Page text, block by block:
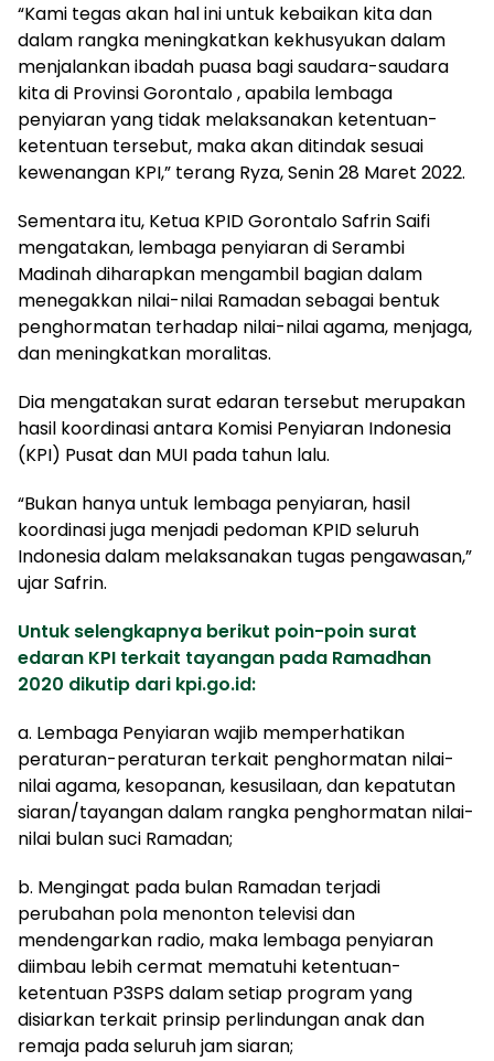
“Kami tegas akan hal ini untuk kebaikan kita dan
dalam rangka meningkatkan kekhusyukan dalam
menjalankan ibadah puasa bagi saudara-saudara
kita di Provinsi Gorontalo , apabila lembaga
penyiaran yang tidak melaksanakan ketentuan-
ketentuan tersebut, maka akan ditindak sesuai
kewenangan KPI,” terang Ryza, Senin 28 Maret 2022.
Sementara itu, Ketua KPID Gorontalo Safrin Saifi
mengatakan, lembaga penyiaran di Serambi
Madinah diharapkan mengambil bagian dalam
menegakkan nilai-nilai Ramadan sebagai bentuk
penghormatan terhadap nilai-nilai agama, menjaga,
dan meningkatkan moralitas.
Dia mengatakan surat edaran tersebut merupakan
hasil koordinasi antara Komisi Penyiaran Indonesia
(KPI) Pusat dan MUI pada tahun lalu.
“Bukan hanya untuk lembaga penyiaran, hasil
koordinasi juga menjadi pedoman KPID seluruh
Indonesia dalam melaksanakan tugas pengawasan,”
ujar Safrin.
Untuk selengkapnya berikut poin-poin surat
edaran KPI terkait tayangan pada Ramadhan
2020 dikutip dari kpi.go.id:
a. Lembaga Penyiaran wajib memperhatikan
peraturan-peraturan terkait penghormatan nilai-
nilai agama, kesopanan, kesusilaan, dan kepatutan
siaran/tayangan dalam rangka penghormatan nilai-
nilai bulan suci Ramadan;
b. Mengingat pada bulan Ramadan terjadi
perubahan pola menonton televisi dan
mendengarkan radio, maka lembaga penyiaran
diimbau lebih cermat mematuhi ketentuan-
ketentuan P3SPS dalam setiap program yang
disiarkan terkait prinsip perlindungan anak dan
remaja pada seluruh jam siaran;